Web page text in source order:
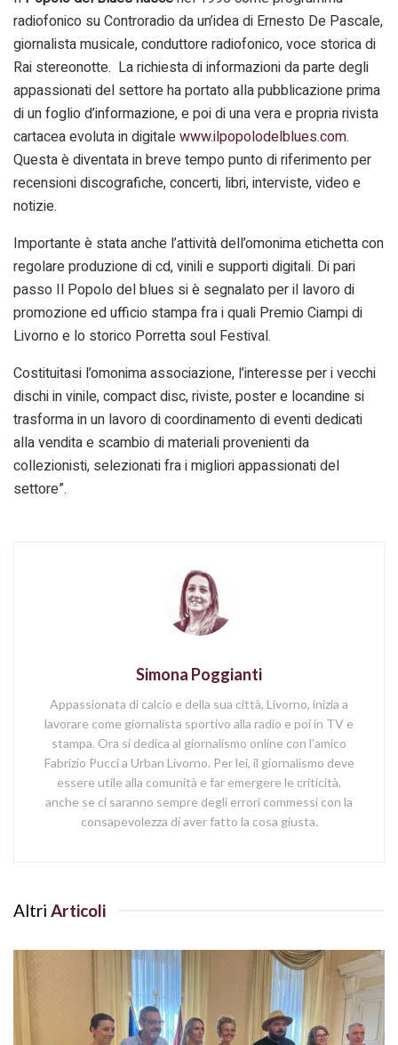
radiofonico su Controradio da un’idea di Ernesto De Pascale,
giornalista musicale, conduttore radiofonico, voce storica di
Rai stereonotte. La richiesta di informazioni da parte degli
appassionati del settore ha portato alla pubblicazione prima
di un foglio d’informazione, e poi di una vera e propria rivista
cartacea evoluta in digitalewww.ilpopolodelblues.com.
Questa è diventata in breve tempo punto di riferimento per
recensioni discografiche, concerti, libri, interviste, video e
notizie.
Importante è stata anche l’attività dell’omonima etichetta con
regolare produzione di cd, vinili e supporti digitali. Di pari
passo Il Popolo del blues si è segnalato per il lavoro di
promozione ed ufficio stampa fra i quali Premio Ciampi di
Livorno e lo storico Porretta soul Festival.
Costituitasi l’omonima associazione, l’interesse per i vecchi
dischi in vinile, compact disc, riviste, poster e locandine si
trasforma in un lavoro di coordinamento di eventi dedicati
alla vendita e scambio di materiali provenienti da
collezionisti, selezionati fra i migliori appassionati del
settore”.
Simona Poggianti
Appassionata di calcio e della sua città, Livorno, inizia a
lavorare come giornalista sportivo alla radio e poi in TV e
stampa. Ora si dedica al giornalismo online con l'amico
Fabrizio Pucci a Urban Livorno. Per lei, il giornalismo deve
essere utile alla comunità e far emergere le criticità,
anche se ci saranno sempre degli errori commessi con la
consapevolezza di aver fatto la cosa giusta.
Altri Articoli